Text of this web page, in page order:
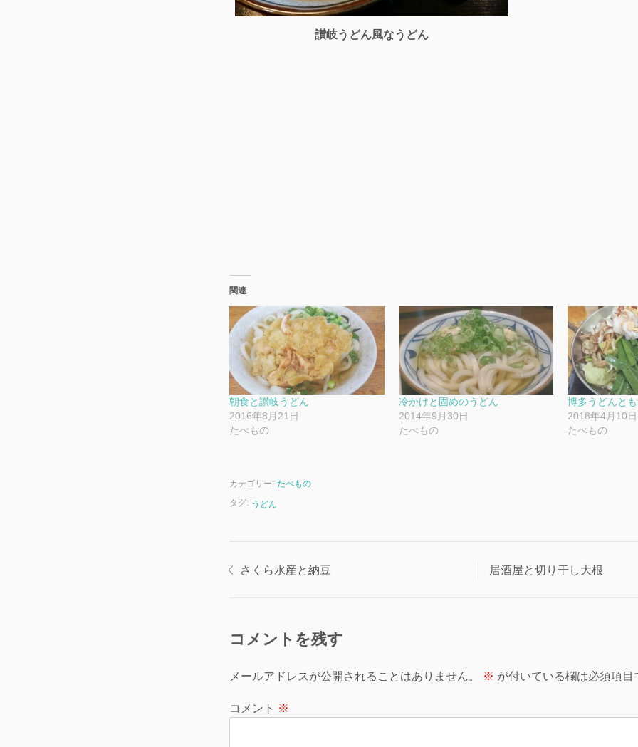
讃岐うどん風なうどん
関連
朝食と讃岐うどん
2016年8月21日
たべもの
冷かけと固めのうどん
2014年9月30日
たべもの
博多うどんと
2018年4月10日
たべもの
カテゴリー: たべもの
タグ: うどん
ビ
ゲ
ー
さくら水産と納豆 居酒屋と切り干し大根
コメントを残す
メールアドレスが公開されることはありません。 ※ が付いている欄は必須項目
コメント ※